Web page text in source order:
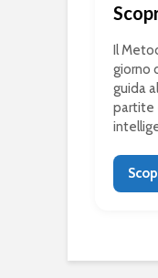
Il
giorno
guida
partite